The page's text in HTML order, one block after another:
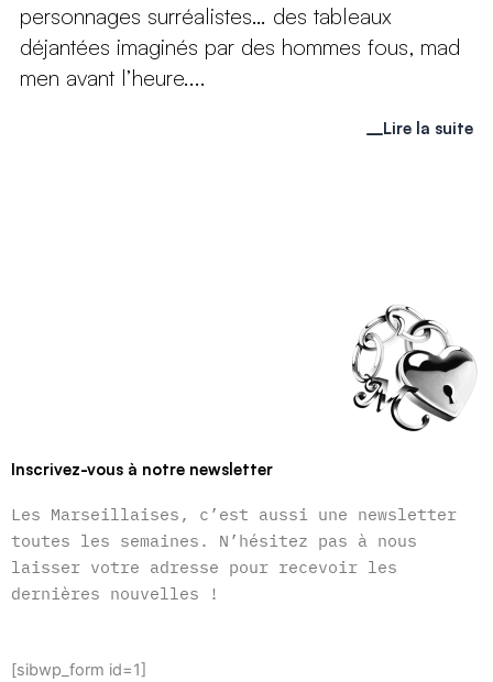
personnages surréalistes… des tableaux
déjantées imaginés par des hommes fous, mad
men avant l’heure....
Lire la suite
Inscrivez-vous à notre newsletter
Les Marseillaises, c’est aussi une newsletter
toutes les semaines. N’hésitez pas à nous
laisser votre adresse pour recevoir les
dernières nouvelles !
[sibwp_form id=1]